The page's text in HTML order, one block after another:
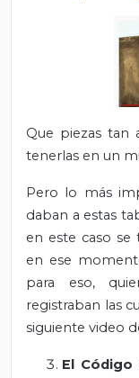
Que piezas tan
tenerlas en un
Pero lo más
daban a estas
en este caso se
en ese
para eso,
registraban las
siguiente video
El Código